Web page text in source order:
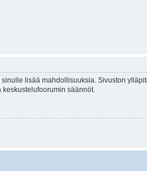
lisää mahdollisuuksia. Sivuston
keskustelufoorumin säännöt.